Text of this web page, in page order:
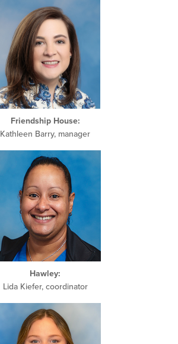
Friendship House:
Kathleen Barry, manager
Hawley:
Lida Kiefer, coordinator